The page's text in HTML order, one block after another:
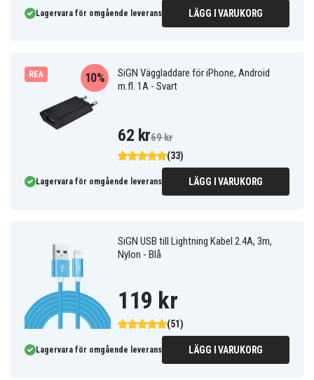
Lagervara för omgående leverans LÄGG I VARUKORG
REA
SiGN Väggladdare för iPhone, Android
m.fl. 1A - Svart
(33)
10%
62 kr69 kr
Lagervara för omgående leverans LÄGG I VARUKORG
SiGN USB till Lightning Kabel 2.4A, 3m,
Nylon - Blå
(51)
119 kr
Lagervara för omgående leverans LÄGG I VARUKORG